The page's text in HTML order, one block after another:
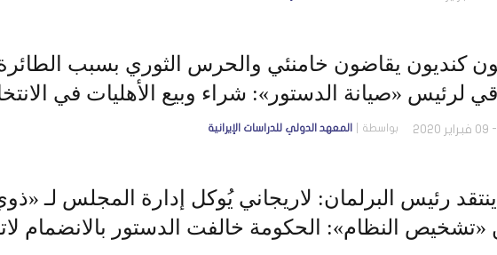
كنديون يقاضون خامنئي والحرس الثوري بسبب الطائرة
لرئيس «صيانة الدستور»: شراء وبيع الأهليات في
بواسطة المعهد الدولي للدراسات الإيرانية
رئيس البرلمان: لاريجاني يُوكل إدارة المجلس لـ
«تشخيص النظام»: الحكومة خالفت الدستور بالانضمام